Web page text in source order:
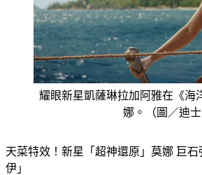
耀眼新星凱薩琳拉加阿雅在《海
娜。（圖／迪士
天菜特效！新星「超神還原」莫娜 巨
伊」